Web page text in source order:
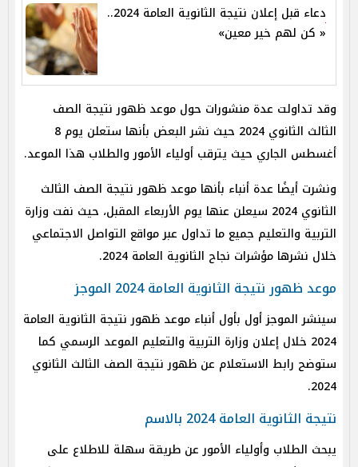
دعاء قبل إعلان نتيجة الثانوية العامة 2024..
« كن لهم خير معين»
وقد تداولت عدة منشورات حول موعد ظهور نتيجة الصف
الثالث الثانوي 2024 حيث نشر البعض بأنها ستعلن يوم 8
أغسطس الجاري حيث يترقب أولياء الأمور والطلاب هذا الموعد.
ونشرت أيضًا عدة أنباء بأنها موعد ظهور نتيجة الصف الثالث
الثانوي 2024 سيعلن عنها يوم الأربعاء المقبل، حيث نفت وزارة
التربية والتعليم جميع ما تداول عبر مواقع التواصل الاجتماعي
خلال نشرها مؤشرات نجاح الثانوية العامة 2024.
موعد ظهور نتيجة الثانوية العامة 2024 الموجز
سينشر الموجز أول بأول أنباء موعد ظهور نتيجة الثانوية العامة
2024 خلال إعلان وزارة التربية والتعليم الموعد الرسمي كما
ستوضح رابط الاستعلام عن ظهور نتيجة الصف الثالث الثانوي
2024.
نتيجة الثانوية العامة 2024 بالاسم
يبحث الطلاب وأولياء الأمور عن طريقة سهلة للاطلاع على